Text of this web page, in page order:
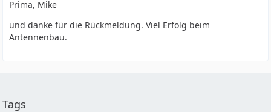
Prima, Mike
und danke für die Rückmeldung. Viel Erfolg beim
Antennenbau.
Tags